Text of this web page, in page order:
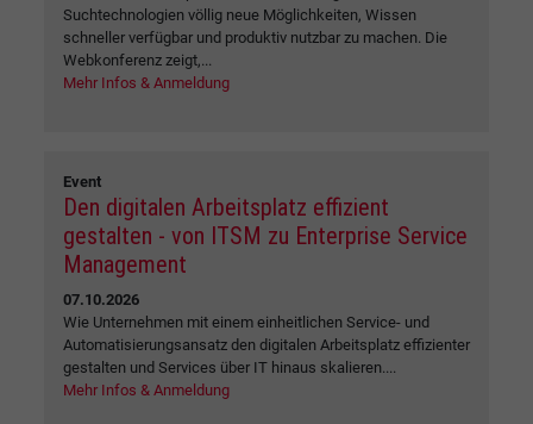
Suchtechnologien völlig neue Möglichkeiten, Wissen
schneller verfügbar und produktiv nutzbar zu machen. Die
Webkonferenz zeigt,...
Mehr Infos & Anmeldung
Event
Den digitalen Arbeitsplatz effizient
gestalten - von ITSM zu Enterprise Service
Management
07.10.2026
Wie Unternehmen mit einem einheitlichen Service- und
Automatisierungsansatz den digitalen Arbeitsplatz effizienter
gestalten und Services über IT hinaus skalieren....
Mehr Infos & Anmeldung